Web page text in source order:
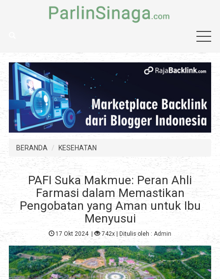
BERANDA KESEHATAN
PAFI Suka Makmue: Peran Ahli
Farmasi dalam Memastikan
Pengobatan yang Aman untuk Ibu
Menyusui
17 Okt 2024| 742x | Ditulis oleh :Admin